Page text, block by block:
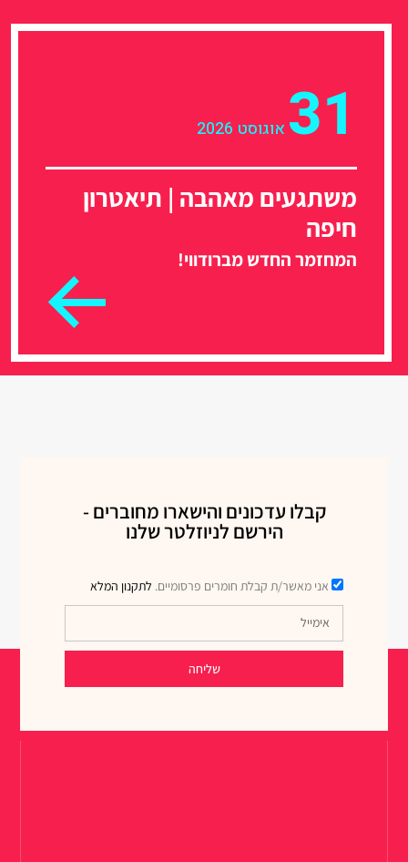
31 אוגוסט 2026
משתגעים מאהבה | תיאטרון
חיפה
המחזמר החדש מברודווי!
קבלו עדכונים והישארו מחוברים -
הירשם לניוזלטר שלנו
אני מאשר/ת קבלת חומרים פרסומיים. לתקנון המלא
שליחה